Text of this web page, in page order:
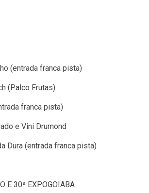
(entrada franca pista)
(Palco Frutas)
franca pista)
e Vini Drumond
Dura (entrada franca pista)
E 30ª EXPOGOIABA